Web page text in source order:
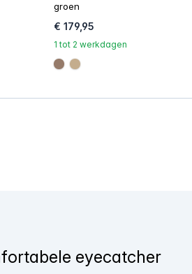
groen
€ 179,95
1 tot 2 werkdagen
#967b6a
#c4ad8d
eyecatcher